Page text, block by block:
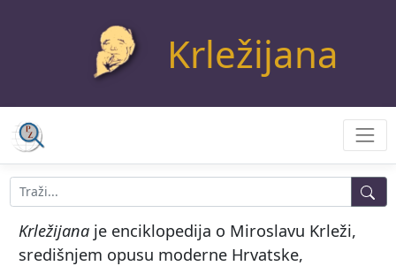
Krležijana
Krležijana je enciklopedija o Miroslavu Krleži,
središnjem opusu moderne Hrvatske,